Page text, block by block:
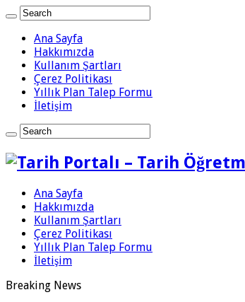
Ana Sayfa
Hakkımızda
Kullanım Şartları
Çerez Politikası
Yıllık Plan Talep Formu
İletişim
Ana Sayfa
Hakkımızda
Kullanım Şartları
Çerez Politikası
Yıllık Plan Talep Formu
İletişim
Breaking News